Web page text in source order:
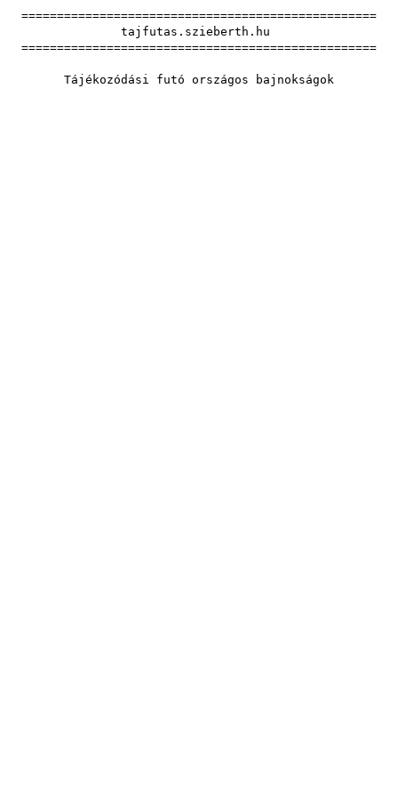
==================================================
tajfutas.szieberth.hu
==================================================
Tájékozódási futó országos bajnokságok